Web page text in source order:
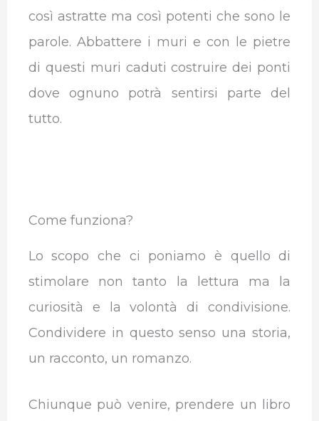
così astratte ma così potenti che sono le
parole. Abbattere i muri e con le pietre
di questi muri caduti costruire dei ponti
dove ognuno potrà sentirsi parte del
tutto.
Come funziona?
Lo scopo che ci poniamo è quello di
stimolare non tanto la lettura ma la
curiosità e la volontà di condivisione.
Condividere in questo senso una storia,
un racconto, un romanzo.
Chiunque può venire, prendere un libro